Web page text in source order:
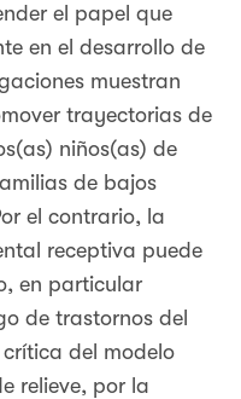
el papel que
en el desarrollo de
muestran
trayectorias de
niños(as) de
de bajos
el contrario, la
receptiva puede
en particular
de trastornos del
del modelo
relieve, por la